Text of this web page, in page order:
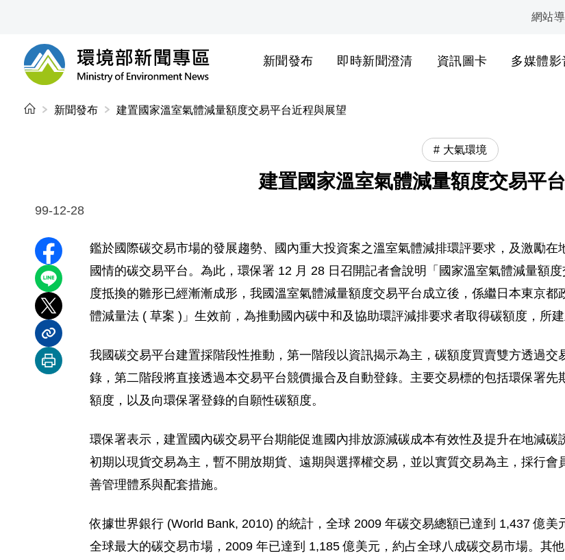
:::
網站
環境部新聞專區
新聞發布 即時新聞澄清 資訊圖卡 多媒體影
新聞發布 建置國家溫室氣體減量額度交易平台近程與展望
大氣環境
建置國家溫室氣體減量額度交易平
99-12-28
分享至 Facebook
分享到 LINE
分享到 X
分享內容連結
列印本頁
鑑於國際碳交易市場的發展趨勢、國內重大投資案之溫室氣體減排環評要求，及激勵
國情的碳交易平台。為此，環保署 12 月 28 日召開記者會說明「國家溫室氣體減量額
度抵換的雛形已經漸漸成形，我國溫室氣體減量額度交易平台成立後，係繼日本東京
體減量法 ( 草案 )」生效前，為推動國內碳中和及協助環評減排要求者取得碳額度，所
我國碳交易平台建置採階段性推動，第一階段以資訊揭示為主，碳額度買賣雙方透過
錄，第二階段將直接透過本交易平台競價撮合及自動登錄。主要交易標的包括環保署
額度，以及向環保署登錄的自願性碳額度。
環保署表示，建置國內碳交易平台期能促進國內排放源減碳成本有效性及提升在地減碳
初期以現貨交易為主，暫不開放期貨、遠期與選擇權交易，並以實質交易為主，採行
善管理體系與配套措施。
依據世界銀行 (World Bank, 2010) 的統計，全球 2009 年碳交易總額已達到 1,437 億
全球最大的碳交易市場，2009 年已達到 1,185 億美元，約占全球八成碳交易市場。其